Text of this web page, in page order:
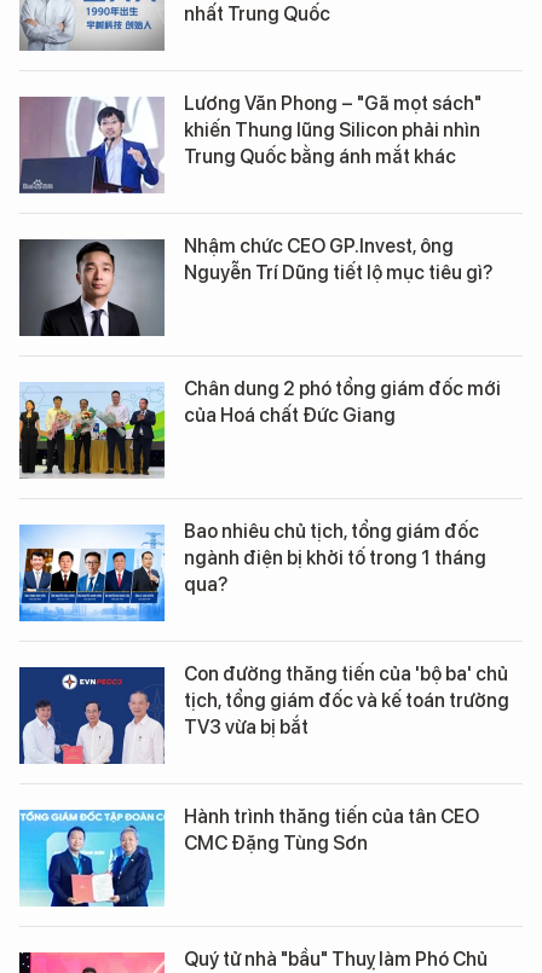
nhất Trung Quốc
Lương Văn Phong – "Gã mọt sách"
khiến Thung lũng Silicon phải nhìn
Trung Quốc bằng ánh mắt khác
Nhậm chức CEO GP.Invest, ông
Nguyễn Trí Dũng tiết lộ mục tiêu gì?
Chân dung 2 phó tổng giám đốc mới
của Hoá chất Đức Giang
Bao nhiêu chủ tịch, tổng giám đốc
ngành điện bị khởi tố trong 1 tháng
qua?
Con đường thăng tiến của 'bộ ba' chủ
tịch, tổng giám đốc và kế toán trưởng
TV3 vừa bị bắt
Hành trình thăng tiến của tân CEO
CMC Đặng Tùng Sơn
Quý tử nhà "bầu" Thuỵ làm Phó Chủ